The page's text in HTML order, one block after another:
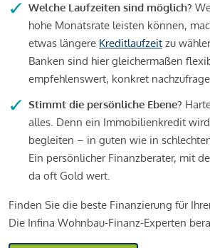
Welche Laufzeiten sind möglich?
hohe Monatsrate leisten können,
etwas längere Kreditlaufzeit zu
Banken sind hier gleichermaßen
empfehlenswert, konkret
Stimmt die persönliche Ebene?
alles. Denn ein Immobilienkredit wird
begleiten – in guten wie in
Ein persönlicher Finanzberater, mit
da oft Gold wert.
Finden Sie die beste Finanzierung für
Die Infina Wohnbau-Finanz-Experten